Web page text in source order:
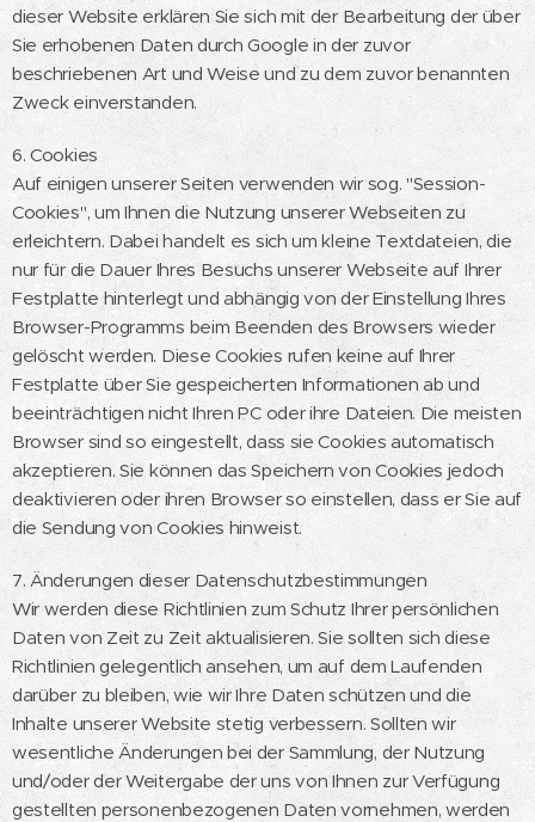
dieser Website erklären Sie sich mit der Bearbeitung der über
Sie erhobenen Daten durch Google in der zuvor
beschriebenen Art und Weise und zu dem zuvor benannten
Zweck einverstanden.
6. Cookies
Auf einigen unserer Seiten verwenden wir sog. "Session-
Cookies", um Ihnen die Nutzung unserer Webseiten zu
erleichtern. Dabei handelt es sich um kleine Textdateien, die
nur für die Dauer Ihres Besuchs unserer Webseite auf Ihrer
Festplatte hinterlegt und abhängig von der Einstellung Ihres
Browser-Programms beim Beenden des Browsers wieder
gelöscht werden. Diese Cookies rufen keine auf Ihrer
Festplatte über Sie gespeicherten Informationen ab und
beeinträchtigen nicht Ihren PC oder ihre Dateien. Die meisten
Browser sind so eingestellt, dass sie Cookies automatisch
akzeptieren. Sie können das Speichern von Cookies jedoch
deaktivieren oder ihren Browser so einstellen, dass er Sie auf
die Sendung von Cookies hinweist.
7. Änderungen dieser Datenschutzbestimmungen
Wir werden diese Richtlinien zum Schutz Ihrer persönlichen
Daten von Zeit zu Zeit aktualisieren. Sie sollten sich diese
Richtlinien gelegentlich ansehen, um auf dem Laufenden
darüber zu bleiben, wie wir Ihre Daten schützen und die
Inhalte unserer Website stetig verbessern. Sollten wir
wesentliche Änderungen bei der Sammlung, der Nutzung
und/oder der Weitergabe der uns von Ihnen zur Verfügung
gestellten personenbezogenen Daten vornehmen, werden